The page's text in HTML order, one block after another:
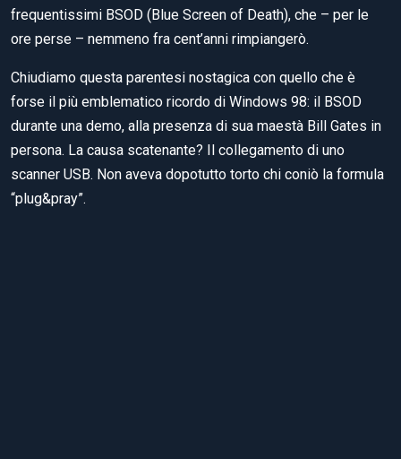
frequentissimi BSOD (Blue Screen of Death), che – per le
ore perse – nemmeno fra cent’anni rimpiangerò.
Chiudiamo questa parentesi nostagica con quello che è
forse il più emblematico ricordo di Windows 98: il BSOD
durante una demo, alla presenza di sua maestà Bill Gates in
persona. La causa scatenante? Il collegamento di uno
scanner USB. Non aveva dopotutto torto chi coniò la formula
“plug&pray”.